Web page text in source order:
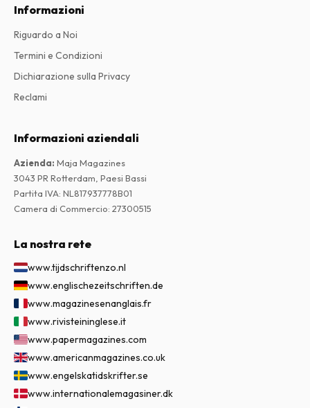
Informazioni
Riguardo a Noi
Termini e Condizioni
Dichiarazione sulla Privacy
Reclami
Informazioni aziendali
Azienda: Maja Magazines
3043 PR Rotterdam, Paesi Bassi
Partita IVA: NL817937778B01
Camera di Commercio: 27300515
La nostra rete
www.tijdschriftenzo.nl
www.englischezeitschriften.de
www.magazinesenanglais.fr
www.rivisteininglese.it
www.papermagazines.com
www.americanmagazines.co.uk
www.engelskatidskrifter.se
www.internationalemagasiner.dk